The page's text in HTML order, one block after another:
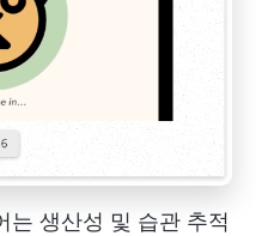
는 생산성 및 습관 추적